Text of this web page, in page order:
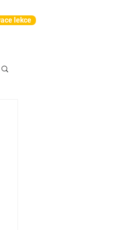
lekce